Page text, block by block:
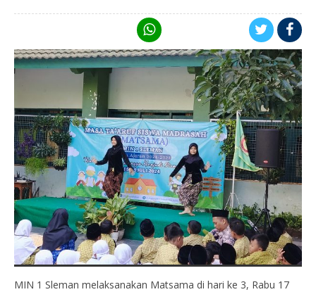
MIN 1 Sleman melaksanakan Matsama di hari ke 3, Rabu 17